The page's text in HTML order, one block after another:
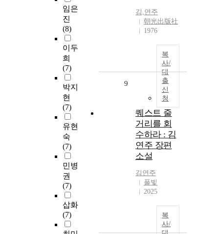
임은
진
(8)
이두
희
(7)
박지
현
(7)
유현
숙
(7)
민병
권
(7)
삽화
(7)
김,연주
朝光出版社
1976
복
사/
대
출
신
청
9
퀘스트 줄
거리를 회
수하라 : 김
연주 장편
소설
김연주
풀빛
2025
복
사/